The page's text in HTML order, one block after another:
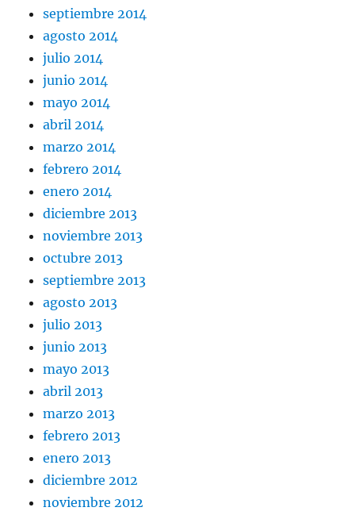
septiembre 2014
agosto 2014
julio 2014
junio 2014
mayo 2014
abril 2014
marzo 2014
febrero 2014
enero 2014
diciembre 2013
noviembre 2013
octubre 2013
septiembre 2013
agosto 2013
julio 2013
junio 2013
mayo 2013
abril 2013
marzo 2013
febrero 2013
enero 2013
diciembre 2012
noviembre 2012